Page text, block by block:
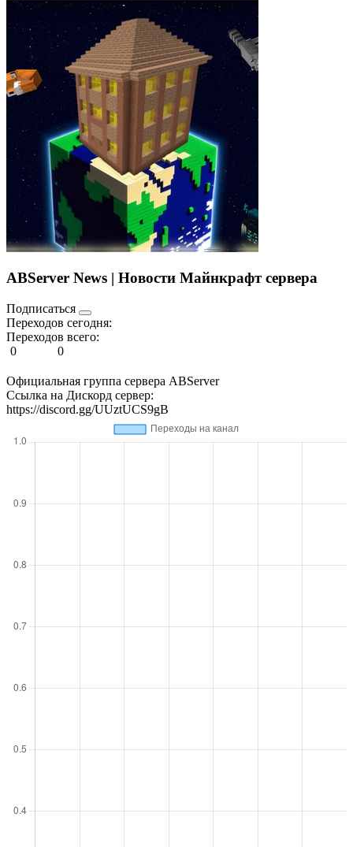
ABServer News | Новости Майнкрафт сервера
Подписаться
Переходов сегодня:
Переходов всего:
0
0
Официальная группа сервера ABServer
Ссылка на Дискорд сервер:
https://discord.gg/UUztUCS9gB